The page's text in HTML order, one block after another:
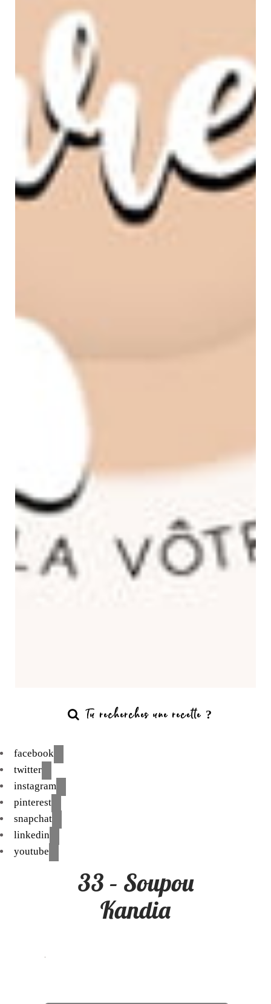
facebook
twitter
instagram
pinterest
snapchat
linkedin
youtube
33 – Soupou
Kandia